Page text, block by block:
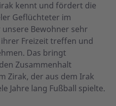
kennt und fördert die
Geflüchteter im
Bewohner sehr
Freizeit treffen und
Das bringt
Zusammenhalt
Zirak, der aus dem Irak
Jahre lang Fußball spielte.